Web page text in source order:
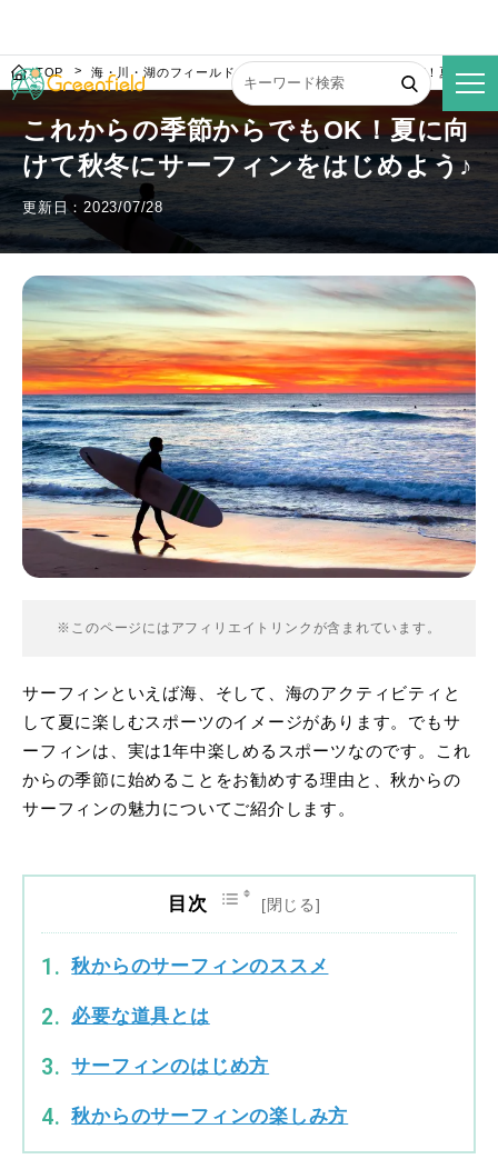
TOP 海・川・湖のフィールド これからの季節からでもOK！夏に向
これからの季節からでもOK！夏に向
けて秋冬にサーフィンをはじめよう♪
更新日：2023/07/28
※このページにはアフィリエイトリンクが含まれています。
サーフィンといえば海、そして、海のアクティビティと
して夏に楽しむスポーツのイメージがあります。でもサ
ーフィンは、実は1年中楽しめるスポーツなのです。これ
からの季節に始めることをお勧めする理由と、秋からの
サーフィンの魅力についてご紹介します。
目次
秋からのサーフィンのススメ
必要な道具とは
サーフィンのはじめ方
秋からのサーフィンの楽しみ方